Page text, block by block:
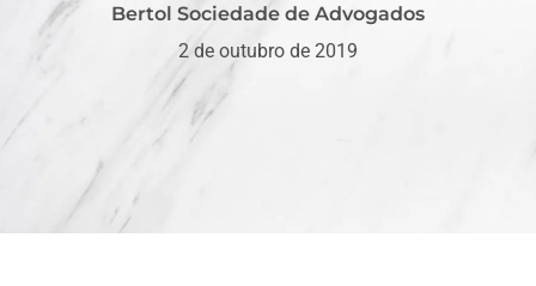
Bertol Sociedade de Advogados
2 de outubro de 2019